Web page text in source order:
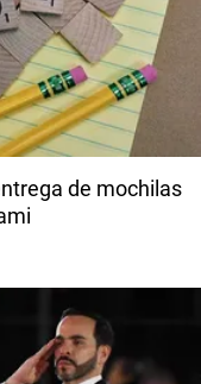
de mochilas